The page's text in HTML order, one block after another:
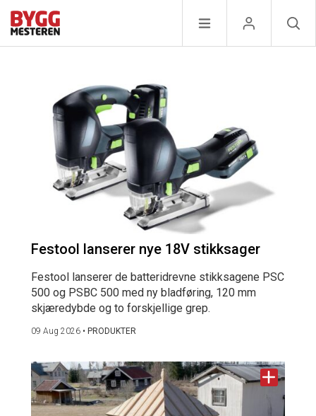
Festool lanserer nye 18V stikksager
Festool lanserer de batteridrevne stikksagene PSC
500 og PSBC 500 med ny bladføring, 120 mm
skjæredybde og to forskjellige grep.
09 Aug 2026 • PRODUKTER